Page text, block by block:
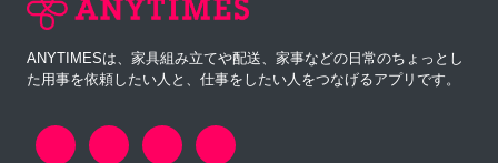
ANYTIMESは、家具組み立てや配送、家事などの日常のちょっとし
た用事を依頼したい人と、仕事をしたい人をつなげるアプリです。